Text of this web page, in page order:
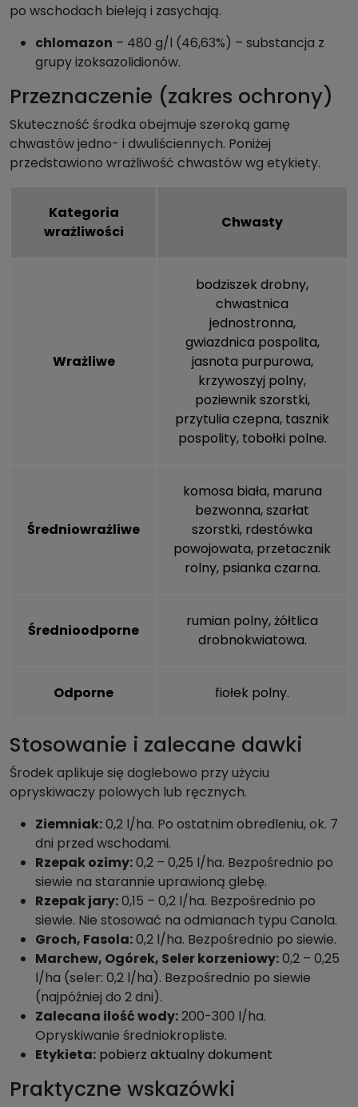
po wschodach bieleją i zasychają.
chlomazon – 480 g/l (46,63%) – substancja z
grupy izoksazolidionów.
Przeznaczenie (zakres ochrony)
Skuteczność środka obejmuje szeroką gamę
chwastów jedno- i dwuliściennych. Poniżej
przedstawiono wrażliwość chwastów wg etykiety.
Kategoria
wrażliwości
Chwasty
Wrażliwe
bodziszek drobny,
chwastnica
jednostronna,
gwiazdnica pospolita,
jasnota purpurowa,
krzywoszyj polny,
poziewnik szorstki,
przytulia czepna, tasznik
pospolity, tobołki polne.
Średniowrażliwe
komosa biała, maruna
bezwonna,szarłat
szorstki, rdestówka
powojowata, przetacznik
rolny, psianka czarna.
Średnioodporne
rumian polny,żółtlica
drobnokwiatowa.
Odporne fiołek polny.
Stosowanie i zalecane dawki
Środek aplikuje się doglebowo przy użyciu
opryskiwaczy polowych lub ręcznych.
Ziemniak:0,2 l/ha. Po ostatnim obredleniu, ok. 7
dni przed wschodami.
Rzepak ozimy:0,2 – 0,25 l/ha. Bezpośrednio po
siewie na starannie uprawioną glebę.
Rzepak jary:0,15 – 0,2 l/ha. Bezpośrednio po
siewie. Nie stosować na odmianach typu Canola.
Groch, Fasola:0,2 l/ha. Bezpośrednio po siewie.
Marchew, Ogórek, Seler korzeniowy:0,2 – 0,25
l/ha (seler: 0,2 l/ha). Bezpośrednio po siewie
(najpóźniej do 2 dni).
Zalecana ilość wody:200-300 l/ha.
Opryskiwanie średniokropliste.
Etykieta: pobierz aktualny dokument
Praktyczne wskazówki